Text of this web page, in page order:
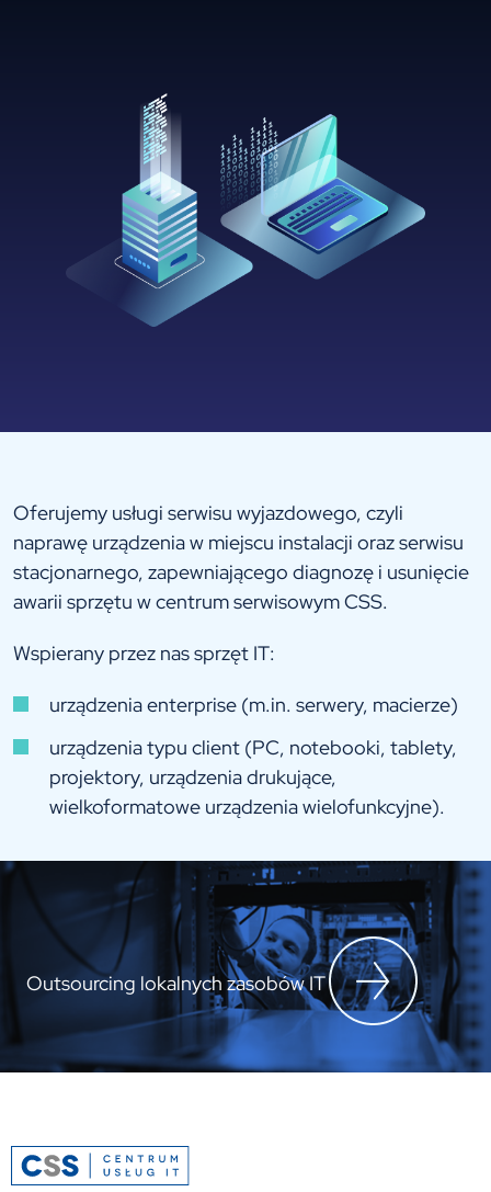
Oferujemy usługi serwisu wyjazdowego, czyli
naprawę urządzenia w miejscu instalacji oraz serwisu
stacjonarnego, zapewniającego diagnozę i usunięcie
awarii sprzętu w centrum serwisowym CSS.
Wspierany przez nas sprzęt IT:
urządzenia enterprise (m.in. serwery, macierze)
urządzenia typu client (PC, notebooki, tablety,
projektory, urządzenia drukujące,
wielkoformatowe urządzenia wielofunkcyjne).
Outsourcing lokalnych zasobów IT